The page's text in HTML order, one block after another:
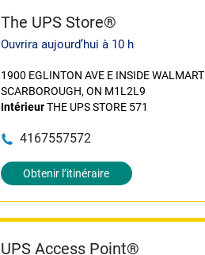
The UPS Store®
Ouvrira aujourd’hui à 10 h
1900 EGLINTON AVE E INSIDE WALMART
SCARBOROUGH, ON M1L2L9
IntérieurTHE UPS STORE 571
4167557572
Obtenir l’itinéraire
UPS Access Point®